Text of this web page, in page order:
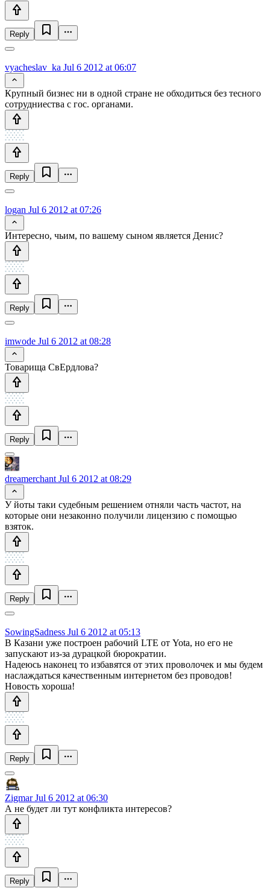
Reply
vyacheslav_ka Jul 6 2012 at 06:07
Крупный бизнес ни в одной стране не обходиться без тесного
сотрудниества с гос. органами.
Reply
logan Jul 6 2012 at 07:26
Интересно, чьим, по вашему сыном является Денис?
Reply
imwode Jul 6 2012 at 08:28
Товарища СвЕрдлова?
Reply
dreamerchant Jul 6 2012 at 08:29
У йоты таки судебным решением отняли часть частот, на
которые они незаконно получили лицензию с помощью
взяток.
Reply
SowingSadness Jul 6 2012 at 05:13
В Казани уже построен рабочий LTE от Yota, но его не
запускают из-за дурацкой бюрократии.
Надеюсь наконец то избавятся от этих проволочек и мы будем
наслаждаться качественным интернетом без проводов!
Новость хороша!
Reply
ZigmarJul 6 2012 at 06:30
А не будет ли тут конфликта интересов?
Reply